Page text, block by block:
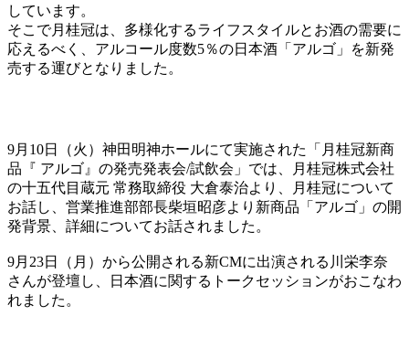
しています。
そこで月桂冠は、多様化するライフスタイルとお酒の需要に
応えるべく、アルコール度数5％の日本酒「アルゴ」を新発
売する運びとなりました。
9月10日（火）神田明神ホールにて実施された「月桂冠新商
品『 アルゴ』の発売発表会/試飲会」では、月桂冠株式会社
の十五代目蔵元 常務取締役 大倉泰治より、月桂冠について
お話し、営業推進部部長柴垣昭彦より新商品「アルゴ」の開
発背景、詳細についてお話されました。
9月23日（月）から公開される新CMに出演される川栄李奈
さんが登壇し、日本酒に関するトークセッションがおこなわ
れました。